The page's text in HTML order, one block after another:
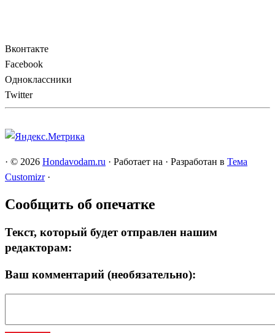
Вконтакте
Facebook
Одноклассники
Twitter
· © 2026 Hondavodam.ru · Работает на · Разработан в Тема
Customizr ·
Сообщить об опечатке
Текст, который будет отправлен нашим
редакторам:
Ваш комментарий (необязательно):